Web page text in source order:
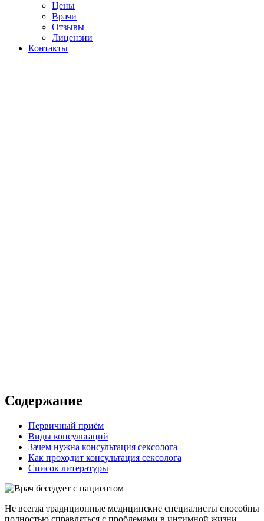
Цены
Врачи
Отзывы
Лицензии
Контакты
Содержание
Первичный приём
Виды консультаций
Зачем нужна консультация сексолога
Как проходит консультация сексолога
Список литературы
Не всегда традиционные медицинские специалисты способны